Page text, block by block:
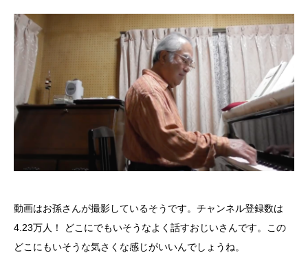
動画はお孫さんが撮影しているそうです。チャンネル登録数は
4.23万人！ どこにでもいそうなよく話すおじいさんです。この
どこにもいそうな気さくな感じがいいんでしょうね。